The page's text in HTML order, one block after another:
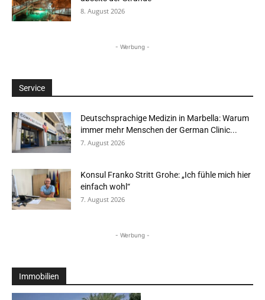
8. August 2026
- Werbung -
Service
Deutschsprachige Medizin in Marbella: Warum
immer mehr Menschen der German Clinic...
7. August 2026
Konsul Franko Stritt Grohe: „Ich fühle mich hier
einfach wohl“
7. August 2026
- Werbung -
Immobilien